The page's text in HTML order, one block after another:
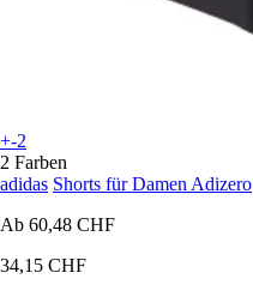
+-2
2 Farben
adidas Shorts für Damen Adizero
Ab 60,48 CHF
34,15 CHF